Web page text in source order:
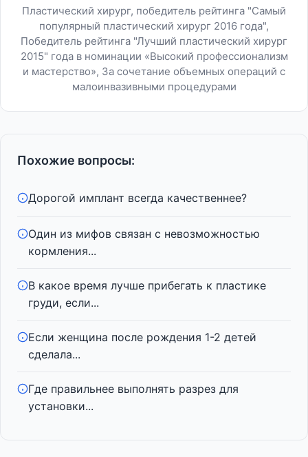
Пластический хирург, победитель рейтинга "Самый
популярный пластический хирург 2016 года",
Победитель рейтинга "Лучший пластический хирург
2015" года в номинации «Высокий профессионализм
и мастерство», За сочетание объемных операций с
малоинвазивными процедурами
Похожие вопросы:
Дорогой имплант всегда качественнее?
Один из мифов связан с невозможностью
кормления...
В какое время лучше прибегать к пластике
груди, если...
Если женщина после рождения 1-2 детей
сделала...
Где правильнее выполнять разрез для
установки...